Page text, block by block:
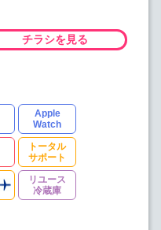
チラシを見る
Apple
Watch
トータル
サポート
リユース
冷蔵庫